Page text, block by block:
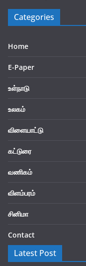
Categories
Home
E-Paper
உள்நாடு
உலகம்
விளையாட்டு
கட்டுரை
வணிகம்
விளம்பரம்
சினிமா
Contact
Latest Post